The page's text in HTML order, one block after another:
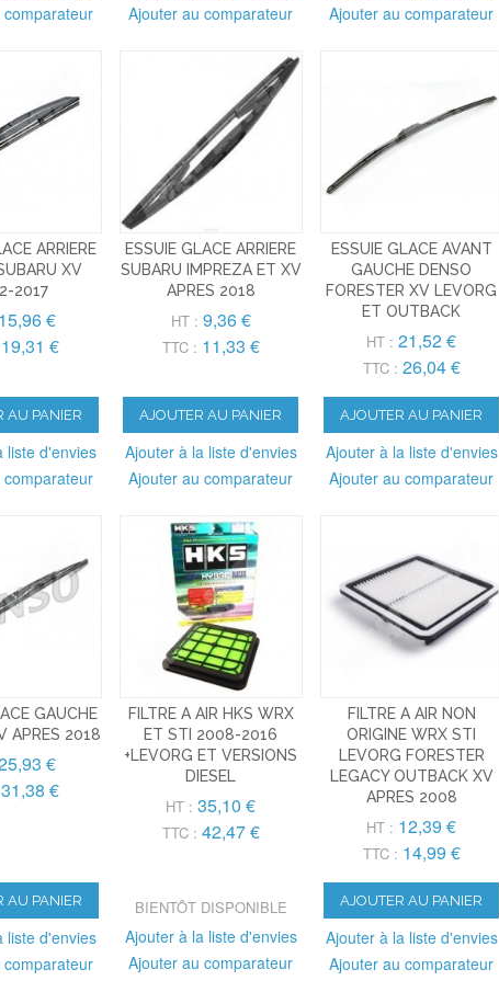
Ajouter au comparateur
Ajouter au comparateur
ARRIERE
XV
2017
15,96 €
19,31 €
AU PANIER
liste d'envies
ESSUIE GLACE ARRIERE
SUBARU IMPREZA ET XV
APRES 2018
HT : 9,36 €
TTC : 11,33 €
AJOUTER AU PANIER
Ajouter à la liste d'envies
Ajouter au comparateur
ESSUIE GLACE AVANT
GAUCHE DENSO
FORESTER XV LEVORG
ET OUTBACK
HT : 21,52 €
TTC : 26,04 €
AJOUTER AU PANIER
Ajouter à la liste d'envies
Ajouter au comparateur
GAUCHE
APRES 2018
€
31,38 €
AU PANIER
liste d'envies
FILTRE A AIR HKS WRX
ET STI 2008-2016
+LEVORG ET VERSIONS
DIESEL
HT : 35,10 €
TTC : 42,47 €
BIENTÔT DISPONIBLE
Ajouter à la liste d'envies
Ajouter au comparateur
FILTRE A AIR NON
ORIGINE WRX STI
LEVORG FORESTER
LEGACY OUTBACK XV
APRES 2008
HT : 12,39 €
TTC : 14,99 €
AJOUTER AU PANIER
Ajouter à la liste d'envies
Ajouter au comparateur